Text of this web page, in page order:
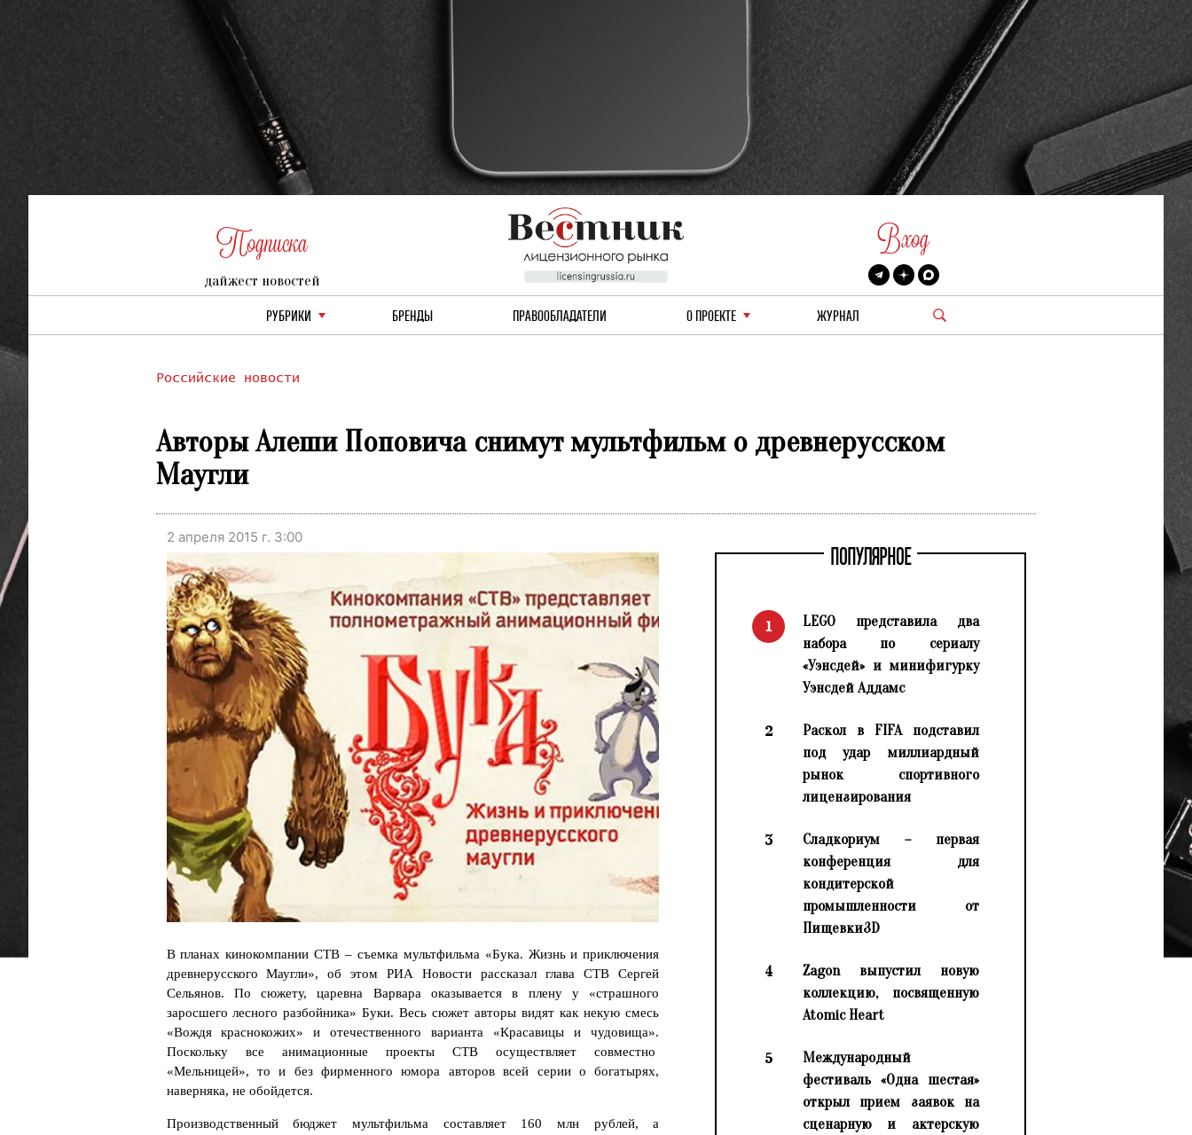
Подписка
дайжест новостей
Вход
РУБРИКИ БРЕНДЫ ПРАВООБЛАДАТЕЛИ О ПРОЕКТЕ ЖУРНАЛ
Российские новости
Авторы Алеши Поповича снимут мультфильм о древнерусском
Маугли
2 апреля 2015 г. 3:00
В планах кинокомпании СТВ – съемка мультфильма «Бука. Жизнь и приключения
древнерусского Маугли», об этом РИА Новости рассказал глава СТВ Сергей
Сельянов. По сюжету, царевна Варвара оказывается в плену у «страшного
заросшего лесного разбойника» Буки. Весь сюжет авторы видят как некую смесь
«Вождя краснокожих» и отечественного варианта «Красавицы и чудовища».
Поскольку все анимационные проекты СТВ осуществляет совместно
«Мельницей», то и без фирменного юмора авторов всей серии о богатырях,
наверняка, не обойдется.
Производственный бюджет мультфильма составляет 160 млн рублей, а
ПОПУЛЯРНОЕ
1
LEGO представила два
набора по сериалу
«Уэнсдей» и минифигурку
Уэнсдей Аддамс
2
Раскол в FIFA подставил
под удар миллиардный
рынок спортивного
лицензирования
3
Сладкориум – первая
конференция для
кондитерской
промышленности от
Пищевки3D
4
Zagon выпустил новую
коллекцию, посвященную
Atomic Heart
5
Международный
фестиваль «Одна шестая»
открыл прием заявок на
сценарную и актерскую